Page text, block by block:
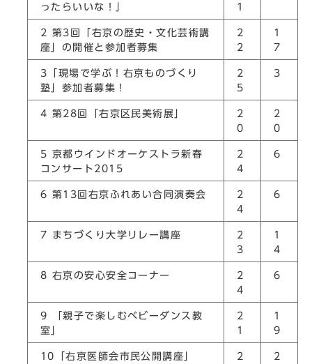
ったらいいな！」
1
2 第3回「右京の歴史・文化芸術講
座」の開催と参加者募集
2
2
1
7
3「現場で学ぶ！右京ものづくり
塾」参加者募集！
2
5
3
4 第28回「右京区民美術展」
2
0
2
0
5 京都ウインドオーケストラ新春
コンサート2015
2
4
6
6 第13回右京ふれあい合同演奏会
2
4
6
7 まちづくり大学リレー講座
2
3
1
4
8 右京の安心安全コーナー
2
4
6
9 「親子で楽しむベビーダンス教
室」
2
1
1
9
10「右京医師会市民公開講座」
2
2